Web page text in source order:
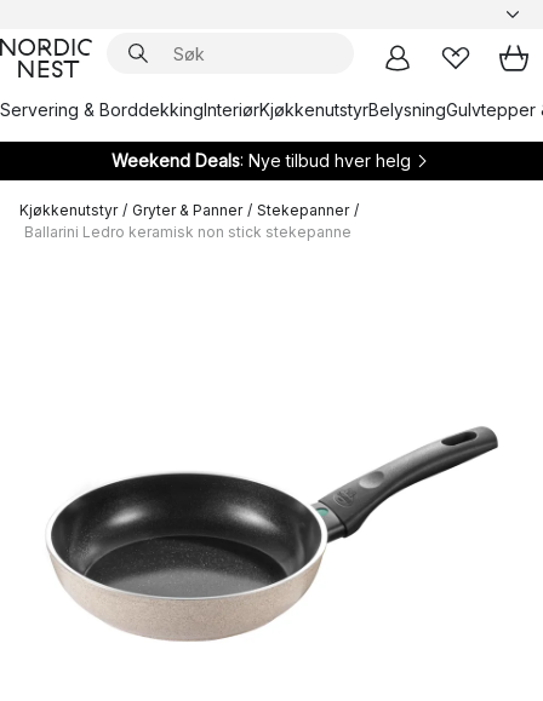
Servering & BorddekkingInteriørKjøkkenutstyrBelysningGulvtepper
Weekend Deals: Nye tilbud hver helg
Kjøkkenutstyr / Gryter & Panner / Stekepanner /
Ballarini Ledro keramisk non stick stekepanne